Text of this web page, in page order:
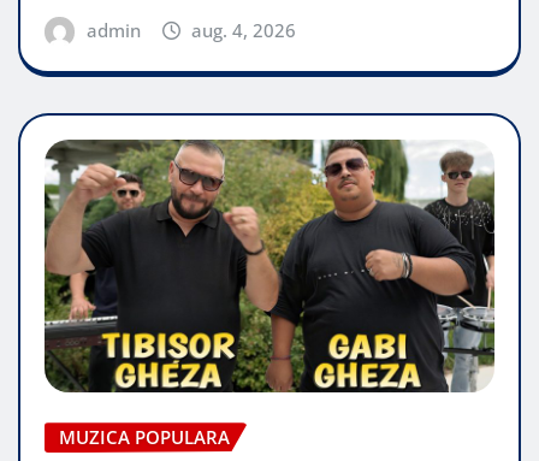
admin aug. 4, 2026
MUZICA POPULARA